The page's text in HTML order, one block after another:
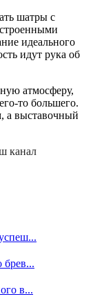
шатры с
идеального
идут рука об
атмосферу,
то большего.
а выставочный
канал
брев...
в...